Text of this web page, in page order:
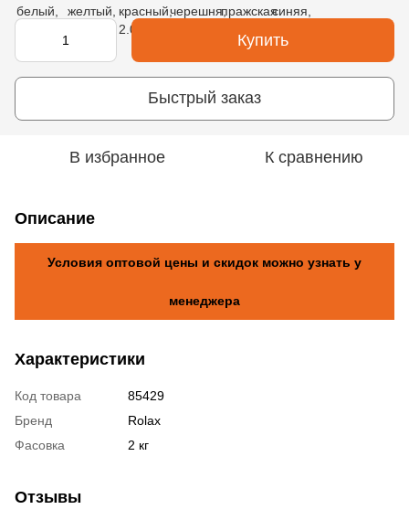
Купить
Быстрый заказ
В избранное К сравнению
Описание
Условия оптовой цены и скидок можно узнать у
менеджера
Характеристики
Код товара
85429
Бренд
Rolax
Фасовка
2 кг
Отзывы